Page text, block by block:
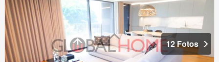
12 Fotos